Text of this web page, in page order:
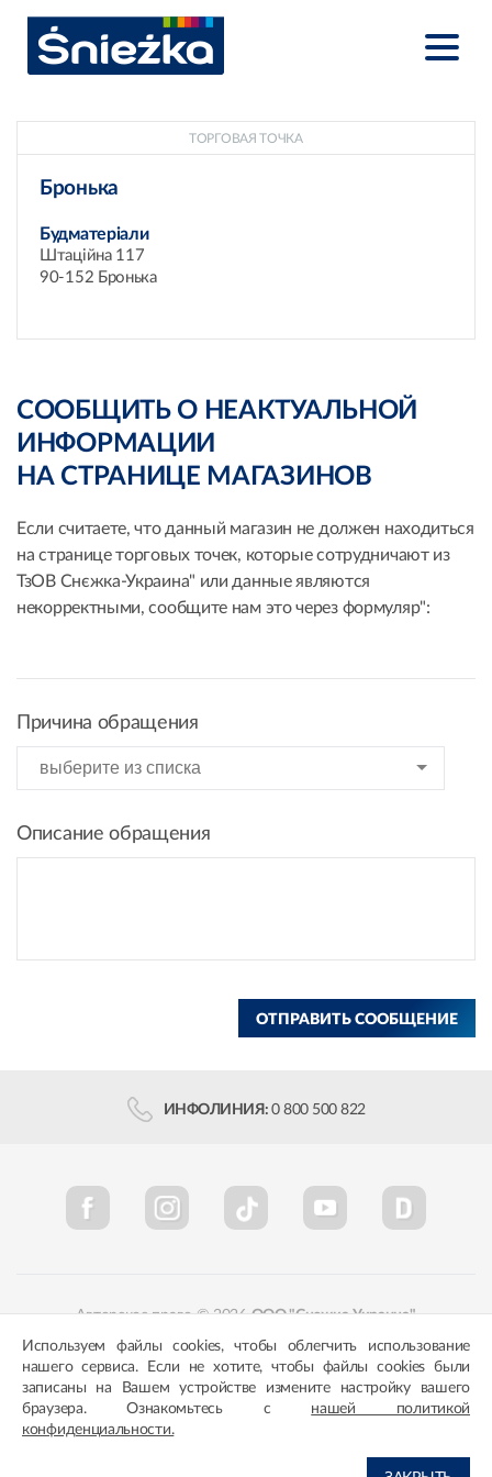
ТОРГОВАЯ ТОЧКА
Бронька
Будматеріали
Штаційна 117
90-152 Бронька
СООБЩИТЬ О НЕАКТУАЛЬНОЙ
ИНФОРМАЦИИ
НА СТРАНИЦЕ МАГАЗИНОВ
Если считаете, что данный магазин не должен находиться
на странице торговых точек, которые сотрудничают из
ТзОВ Снєжка-Украина" или данные являются
некорректными, сообщите нам это через формуляр":
Причина обращения
Описание обращения
ОТПРАВИТЬ СООБЩЕНИЕ
ИНФОЛИНИЯ: 0 800 500 822
Авторское право © 2026ООО "Снежка-Украина"
Политика конфиденциальности Соответствие цветов
Используем файлы cookies, чтобы облегчить использование
нашего сервиса. Если не хотите, чтобы файлы cookies были
записаны на Вашем устройстве измените настройку вашего
браузера. Ознакомьтесь с нашей политикой
конфиденциальности.